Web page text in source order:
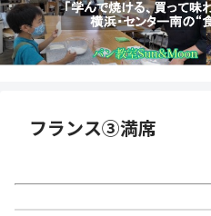
フランス③満席